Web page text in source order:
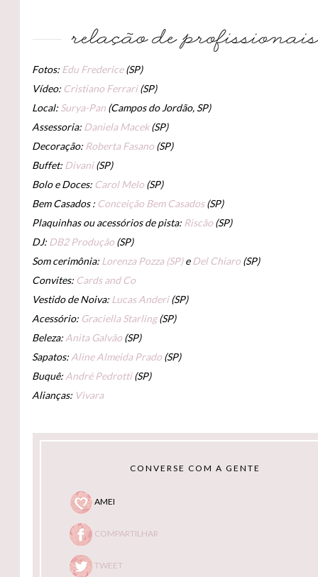
Fotos: Edu Frederice(SP)
Vídeo: Cristiano Ferrari(SP)
Local: Surya-Pan (Campos do Jordão, SP)
Assessoria: Daniela Macek(SP)
Decoração: Roberta Fasano (SP)
Buffet: Divani(SP)
Bolo e Doces: Carol Melo (SP)
Bem Casados : Conceição Bem Casados(SP)
Plaquinhas ou acessórios de pista: Riscão (SP)
DJ: DB2 Produção (SP)
Som cerimônia: Lorenza Pozza (SP)eDel Chiaro (SP)
Convites: Cards and Co
Vestido de Noiva: Lucas Anderi(SP)
Acessório: Graciella Starling(SP)
Beleza: Anita Galvão (SP)
Sapatos: Aline Almeida Prado (SP)
Buquê: André Pedrotti(SP)
Alianças: Vivara
CONVERSE COM A GENTE
AMEI
COMPARTILHAR
TWEET